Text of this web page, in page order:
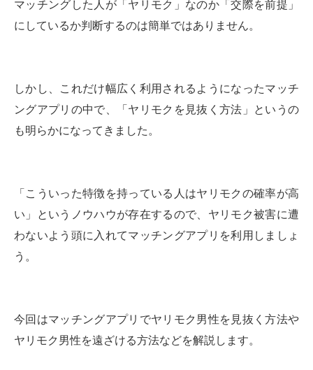
マッチングした人が「ヤリモク」なのか「交際を前提」
にしているか判断するのは簡単ではありません。
しかし、これだけ幅広く利用されるようになったマッチ
ングアプリの中で、「ヤリモクを見抜く方法」というの
も明らかになってきました。
「こういった特徴を持っている人はヤリモクの確率が高
い」というノウハウが存在するので、ヤリモク被害に遭
わないよう頭に入れてマッチングアプリを利用しましょ
う。
今回はマッチングアプリでヤリモク男性を見抜く方法や
ヤリモク男性を遠ざける方法などを解説します。